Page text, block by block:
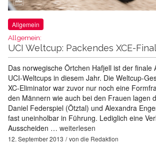
Allgemein
Allgemein:
UCI Weltcup: Packendes XCE-
Das norwegische Örtchen Hafjell ist der finale
UCI-Weltcups in diesem Jahr. Die Weltcup-
XC-Eliminator war zuvor nur noch eine
den Männern wie auch bei den Frauen lagen
Daniel Federspiel (Ötztal) und Alexandra
fast uneinholbar in Führung. Lediglich eine
Ausscheiden … weiterlesen
12. September 2013 von die Redaktion